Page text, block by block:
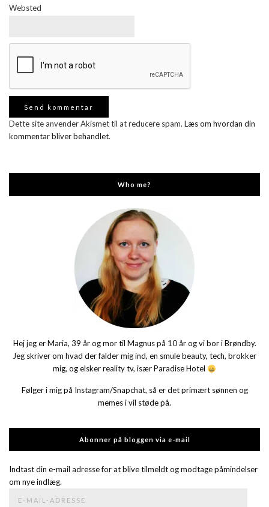
Websted
Dette site anvender Akismet til at reducere spam. Læs om hvordan din
kommentar bliver behandlet.
Who me?
Hej jeg er Maria, 39 år og mor til Magnus på 10 år og vi bor i Brøndby.
Jeg skriver om hvad der falder mig ind, en smule beauty, tech, brokker
mig, og elsker reality tv, især Paradise Hotel
Følger i mig på Instagram/Snapchat, så er det primært sønnen og
memes i vil støde på.
Abonner på bloggen via e-mail
Indtast din e-mail adresse for at blive tilmeldt og modtage påmindelser
om nye indlæg.